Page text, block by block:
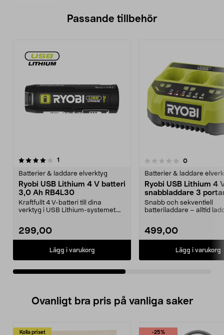
Passande tillbehör
1
Batterier & laddare elverktyg
Ryobi USB Lithium 4 V batteri
3,0 Ah RB4L30
Kraftfullt 4 V-batteri till dina
verktyg i USB Lithium-systemet.
299,00
Lägg i varukorg
0.0 av 5 stjärnor 0recensioner
Batterier & laddare
Ryobi USB Lithium 4
snabbladdare 3
RC43P
Snabb och sekventiell
batteriladdare – alltid
499,00
Lägg i varukorg
4.5av 5 stjärnor
Ovanligt bra pris på vanliga saker
Kolla priset -25%